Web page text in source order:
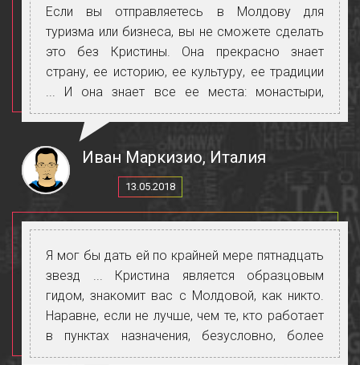
Если вы отправляетесь в Молдову для
туризма или бизнеса, вы не сможете сделать
это без Кристины. Она прекрасно знает
страну, ее историю, ее культуру, ее традиции
... И она знает все ее места: монастыри,
церкви, деревни. Кроме того, она прекрасно
говорит на русском, румынском и
итальянском языках и позволит вам общаться
со всеми людьми, которых вы встречаете.
Спасибо, Кристина, за то, что сделала эту
поездку красивой и незабываемой.
Иван Маркизио, Италия
13.05.2018
Я мог бы дать ей по крайней мере пятнадцать
звезд ... Кристина является образцовым
гидом, знакомит вас с Молдовой, как никто.
Наравне, если не лучше, чем те, кто работает
в пунктах назначения, безусловно, более
популярных. Опыт должен быть сделан без